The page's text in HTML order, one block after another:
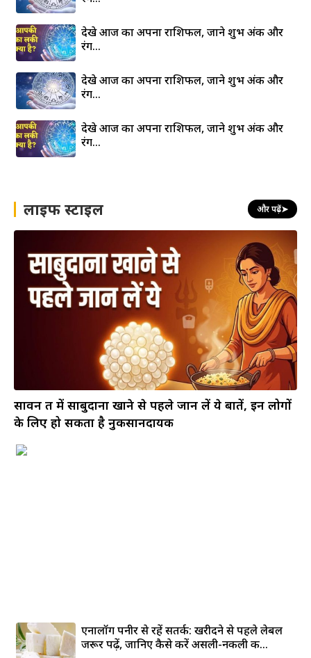
देखे आज का अपना राशिफल, जाने शुभ अंक और
रंग…
देखे आज का अपना राशिफल, जाने शुभ अंक और
रंग…
देखे आज का अपना राशिफल, जाने शुभ अंक और
रंग…
लाइफ स्टाइल और पढ़ें➤
सावन व्रत में साबुदाना खाने से पहले जान लें ये बातें, इन लोगों
के लिए हो सकता है नुकसानदायक
एनालॉग पनीर से रहें सतर्क: खरीदने से पहले लेबल
जरूर पढ़ें, जानिए कैसे करें असली-नकली की...